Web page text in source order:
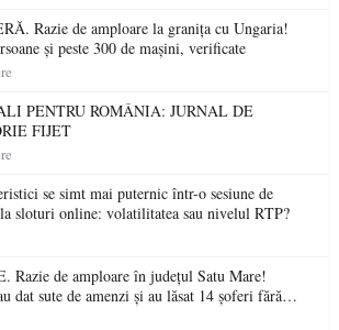
Razie de amploare la granița cu Ungaria!
și peste 300 de mașini, verificate
PENTRU ROMÂNIA: JURNAL DE
FIJET
se simt mai puternic într-o sesiune de
sloturi online: volatilitatea sau nivelul RTP?
Razie de amploare în județul Satu Mare!
dat sute de amenzi și au lăsat 14 șoferi fără
o singură zi